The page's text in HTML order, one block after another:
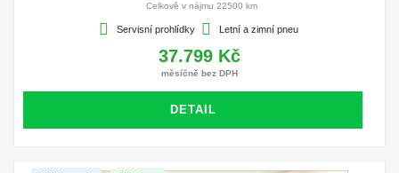
Celkově v nájmu 22500 km
Servisní prohlídky Letní a zimní pneu
37.799 Kč
měsíčně bez DPH
DETAIL